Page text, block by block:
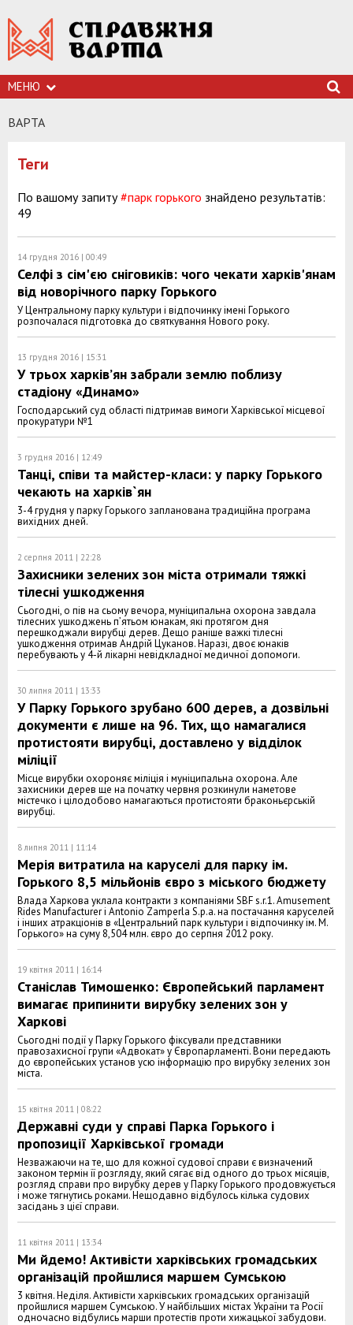
МЕНЮ
ВАРТА
Теги
По вашому запиту#парк горького знайдено результатів:
49
14 грудня 2016 | 00:49
Селфі з сім'єю сніговиків: чого чекати харків'янам
від новорічного парку Горького
У Центральному парку культури і відпочинку імені Горького
розпочалася підготовка до святкування Нового року.
13 грудня 2016 | 15:31
У трьох харків’ян забрали землю поблизу
стадіону «Динамо»
Господарський суд області підтримав вимоги Харківської місцевої
прокуратури №1
3 грудня 2016 | 12:49
Танці, співи та майстер-класи: у парку Горького
чекають на харків`ян
3-4 грудня у парку Горького запланована традиційна програма
вихідних дней.
2 серпня 2011 | 22:28
Захисники зелених зон міста отримали тяжкі
тілесні ушкодження
Сьогодні, о пів на сьому вечора, муніципальна охорона завдала
тілесних ушкоджень п’ятьом юнакам, які протягом дня
перешкоджали вирубці дерев. Дещо раніше важкі тілесні
ушкодження отримав Андрій Цуканов. Наразі, двоє юнаків
перебувають у 4-й лікарні невідкладної медичної допомоги.
30 липня 2011 | 13:33
У Парку Горького зрубано 600 дерев, а дозвільні
документи є лише на 96. Тих, що намагалися
протистояти вирубці, доставлено у відділок
міліції
Місце вирубки охороняє міліція і муніципальна охорона. Але
захисники дерев ще на початку червня розкинули наметове
містечко і цілодобово намагаються протистояти браконьєрській
вирубці.
8 липня 2011 | 11:14
Мерія витратила на каруселі для парку ім.
Горького 8,5 мільйонів євро з міського бюджету
Влада Харкова уклала контракти з компаніями SBF s.r.1. Amusement
Rides Manufacturer і Antonio Zamperla S.p.a. на постачання каруселей
і інших атракціонів в «Центральний парк культури і відпочинку ім. М.
Горького» на суму 8,504 млн. євро до серпня 2012 року.
19 квітня 2011 | 16:14
Станіслав Тимошенко: Європейський парламент
вимагає припинити вирубку зелених зон у
Харкові
Сьогодні події у Парку Горького фіксували представники
правозахисної групи «Адвокат» у Європарламенті. Вони передають
до європейських установ усю інформацію про вирубку зелених зон
міста.
15 квітня 2011 | 08:22
Державні суди у справі Парка Горького і
пропозиції Харківської громади
Незважаючи на те, що для кожної судової справи є визначений
законом термін її розгляду, який сягає від одного до трьох місяців,
розгляд справи про вирубку дерев у Парку Горького продовжується
і може тягнутись роками. Нещодавно відбулось кілька судових
засідань з цієї справи.
11 квітня 2011 | 13:34
Ми йдемо! Активісти харківських громадських
організацій пройшлися маршем Сумською
3 квітня. Неділя. Активісти харківських громадських організацій
пройшлися маршем Сумською. У найбільших містах України та Росії
одночасно відбулись марши протестів проти хижацької забудови.